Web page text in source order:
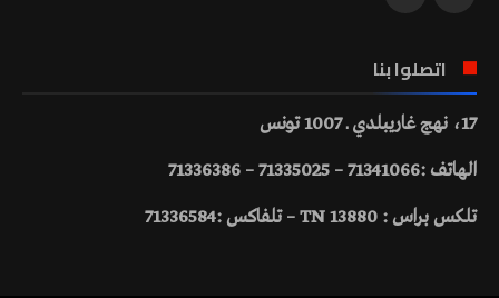
اتصلوا بنا
17، نهج غاريبلدي ـ 1007 تونس
الهاتف :71341066 – 71335025 – 71336386
تلكس براس : 13880 TN – تلفاكس :71336584